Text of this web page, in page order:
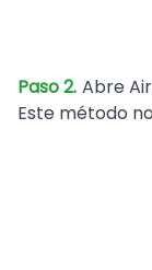
Paso 2. Abre
Este método